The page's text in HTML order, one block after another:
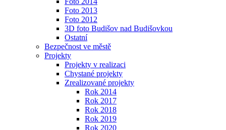
Foto 2013
Foto 2012
3D foto Budišov nad Budišovkou
Ostatní
Bezpečnost ve městě
Projekty
Projekty v realizaci
Chystané projekty
Zrealizované projekty
Rok 2014
Rok 2017
Rok 2018
Rok 2019
Rok 2020